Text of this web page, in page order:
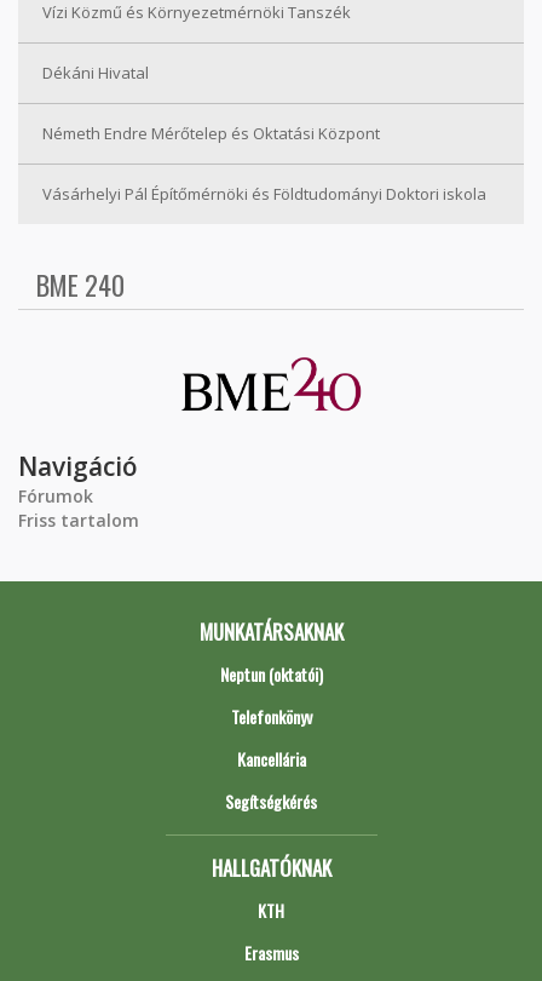
Vízi Közmű és Környezetmérnöki Tanszék
Dékáni Hivatal
Németh Endre Mérőtelep és Oktatási Központ
Vásárhelyi Pál Építőmérnöki és Földtudományi Doktori iskola
BME 240
Navigáció
Fórumok
Friss tartalom
MUNKATÁRSAKNAK
Neptun (oktatói)
Telefonkönyv
Kancellária
Segítségkérés
HALLGATÓKNAK
KTH
Erasmus